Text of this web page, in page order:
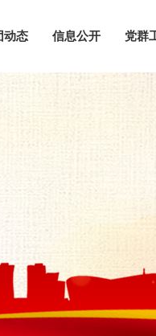
动态 信息公开 党群